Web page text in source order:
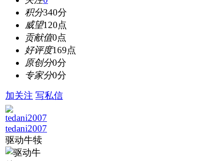
积分340分
威望120点
贡献值0点
好评度169点
原创分0分
专家分0分
加关注 写私信
tedani2007
驱动牛犊